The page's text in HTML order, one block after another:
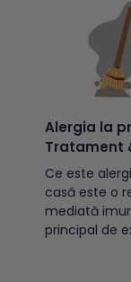
Alergia la
Tratament
Ce este alergia la praf?
casă este o
mediată
principal de